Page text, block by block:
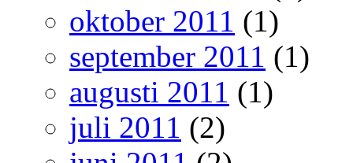
oktober 2011 (1)
september 2011 (1)
augusti 2011 (1)
juli 2011 (2)